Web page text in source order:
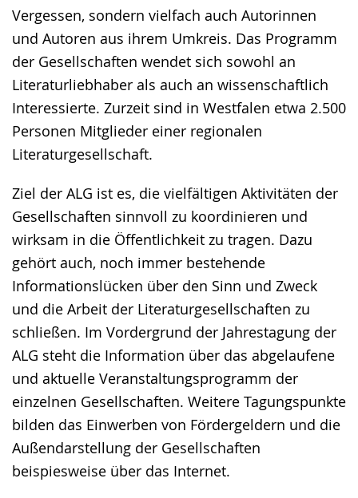
Vergessen, sondern vielfach auch Autorinnen
und Autoren aus ihrem Umkreis. Das Programm
der Gesellschaften wendet sich sowohl an
Literaturliebhaber als auch an wissenschaftlich
Interessierte. Zurzeit sind in Westfalen etwa 2.500
Personen Mitglieder einer regionalen
Literaturgesellschaft.
Ziel der ALG ist es, die vielfältigen Aktivitäten der
Gesellschaften sinnvoll zu koordinieren und
wirksam in die Öffentlichkeit zu tragen. Dazu
gehört auch, noch immer bestehende
Informationslücken über den Sinn und Zweck
und die Arbeit der Literaturgesellschaften zu
schließen. Im Vordergrund der Jahrestagung der
ALG steht die Information über das abgelaufene
und aktuelle Veranstaltungsprogramm der
einzelnen Gesellschaften. Weitere Tagungspunkte
bilden das Einwerben von Fördergeldern und die
Außendarstellung der Gesellschaften
beispiesweise über das Internet.